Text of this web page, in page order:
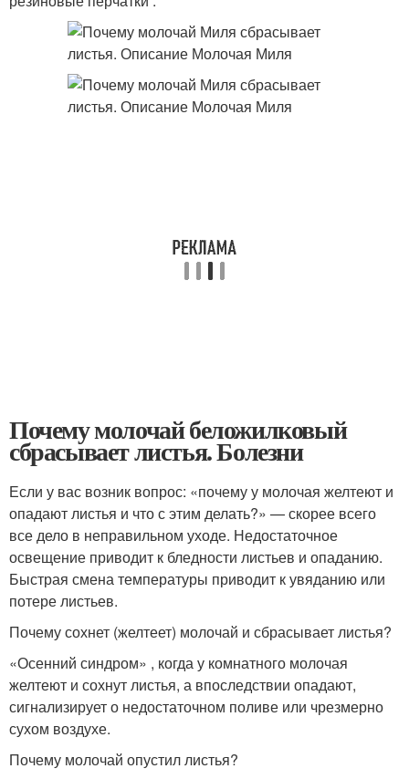
Почему молочай беложилковый
сбрасывает листья. Болезни
Если у вас возник вопрос: «почему у молочая желтеют и
опадают листья и что с этим делать?» — скорее всего
все дело в неправильном уходе. Недостаточное
освещение приводит к бледности листьев и опаданию.
Быстрая смена температуры приводит к увяданию или
потере листьев.
Почему сохнет (желтеет) молочай и сбрасывает листья?
«Осенний синдром» , когда у комнатного молочая
желтеют и сохнут листья, а впоследствии опадают,
сигнализирует о недостаточном поливе или чрезмерно
сухом воздухе.
Почему молочай опустил листья?